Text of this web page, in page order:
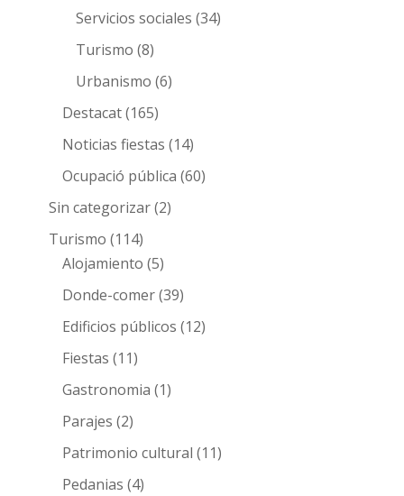
Servicios sociales (34)
Turismo (8)
Urbanismo (6)
Destacat(165)
Noticias fiestas (14)
Ocupació pública (60)
Sin categorizar(2)
Turismo (114)
Alojamiento (5)
Donde-comer(39)
Edificios públicos (12)
Fiestas (11)
Gastronomia (1)
Parajes (2)
Patrimonio cultural (11)
Pedanias (4)